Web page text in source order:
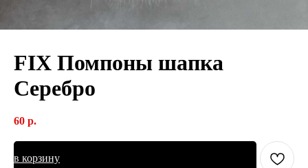
FIX Помпоны шапка
Серебро
60 р.
в корзину